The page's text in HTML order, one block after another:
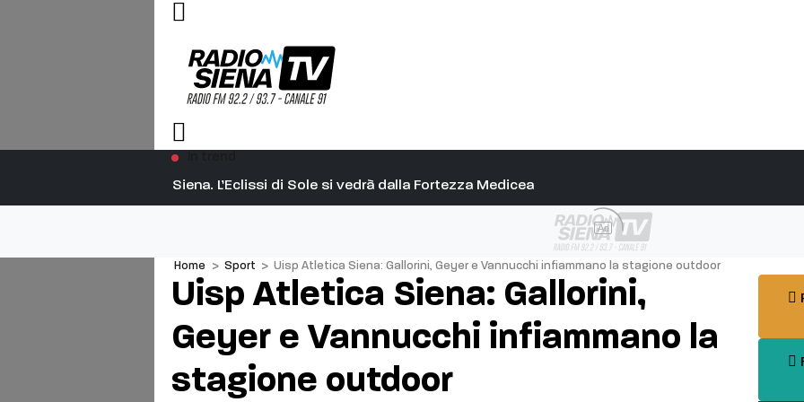
Siena. L’Eclissi di Sole si vedrà dalla Fortezza Medicea
Ad
Home > Sport > Uisp Atletica Siena: Gallorini, Geyer e Vannucchi infiammano la stagione outdoor
Uisp Atletica Siena: Gallorini,
Geyer e Vannucchi infiammano la
stagione outdoor